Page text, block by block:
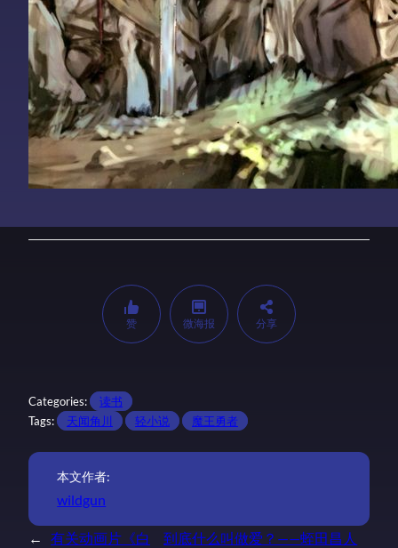
赞 微海报 分享
Categories:
读书
Tags:
天闻角川 轻小说 魔王勇者
本文作者:
wildgun
←
有关动画片《白
到底什么叫做爱？——蛭田昌人